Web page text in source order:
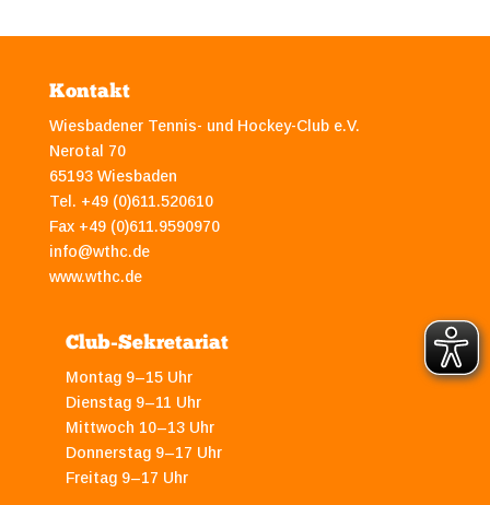
Kontakt
Wiesbadener Tennis- und Hockey-Club e.V.
Nerotal 70
65193 Wiesbaden
Tel. +49 (0)611.520610
Fax +49 (0)611.9590970
info@wthc.de
www.wthc.de
Club-Sekretariat
Montag 9–15 Uhr
Dienstag 9–11 Uhr
Mittwoch 10–13 Uhr
Donnerstag 9–17 Uhr
Freitag 9–17 Uhr